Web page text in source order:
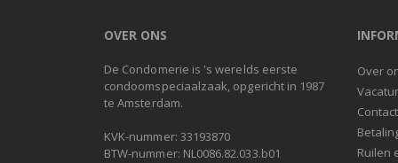
OVER ONS
De Condomerie is 's werelds eerste
condoomspeciaalzaak, opgericht in 1987
te Amsterdam.
KVK-nummer: 33193870
BTW-nummer: NL0086.82.033.b01
Over
Contact
Ruilen